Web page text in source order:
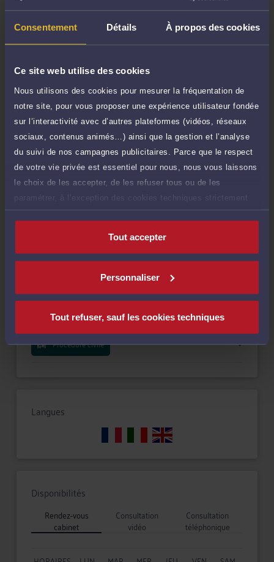
Consentement Détails À propos des cookies
Ce site web utilise des cookies
Nous utilisons des cookies pour mesurer la fréquentation de
notre site, pour vous proposer une expérience utilisateur fondée
sur l’interactivité avec d’autres plateformes (vidéos, réseaux
sociaux, contenus animés…) ainsi que la gestion et l’analyse
du suivi de nos campagnes publicitaires. Parce que le respect
de votre vie privée est essentiel pour nous, nous vous laissons
le choix de les accepter, de les refuser tous ou de les
paramétrer, à l’exception des cookies techniques strictement
nécessaires au fonctionnement du site.
Tout accepter
Personnaliser
Tout refuser, sauf les cookies techniques
Demander un rappel
Réponse concise à votre question (moins
Poser une question
Consultation écrite
Etude de votre dossier + possibilité
d'ajout d'une pièce jointe
300 €
TTC
Consulter par écrit
Voir sa Grille indicative des Honoraires
Procédure civile
Langues
Disponibilités
Rendez-vous
cabinet
Consultation
vidéo
Consultation
téléphonique